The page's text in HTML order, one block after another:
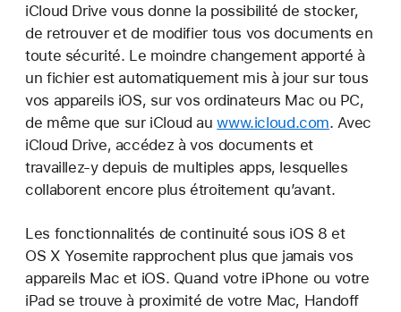
iCloud Drive vous donne la possibilité de stocker,
de retrouver et de modifier tous vos documents en
toute sécurité. Le moindre changement apporté à
un fichier est automatiquement mis à jour sur tous
vos appareils iOS, sur vos ordinateurs Mac ou PC,
de même que sur iCloud auwww.icloud.com. Avec
iCloud Drive, accédez à vos documents et
travaillez-y depuis de multiples apps, lesquelles
collaborent encore plus étroitement qu’avant.
Les fonctionnalités de continuité sous iOS 8 et
OS X Yosemite rapprochent plus que jamais vos
appareils Mac et iOS. Quand votre iPhone ou votre
iPad se trouve à proximité de votre Mac, Handoff